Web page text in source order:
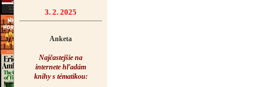
3. 2. 2025
Anketa
Najčastejšie na
internete hľadám
knihy s tématikou: